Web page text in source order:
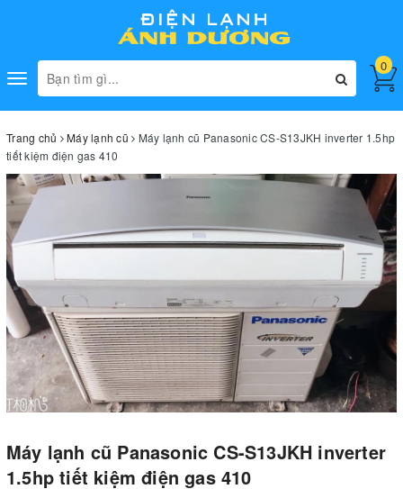
Toggle
navigation
0
Trang chủ Máy lạnh cũ
Máy lạnh cũ Panasonic CS-S13JKH inverter 1.5hp
tiết kiệm điện gas 410
Máy lạnh cũ Panasonic CS-S13JKH inverter
1.5hp tiết kiệm điện gas 410